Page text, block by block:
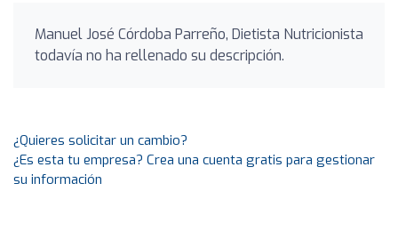
Manuel José Córdoba Parreño, Dietista Nutricionista
todavía no ha rellenado su descripción.
¿Quieres solicitar un cambio?
¿Es esta tu empresa? Crea una cuenta gratis para gestionar
su información